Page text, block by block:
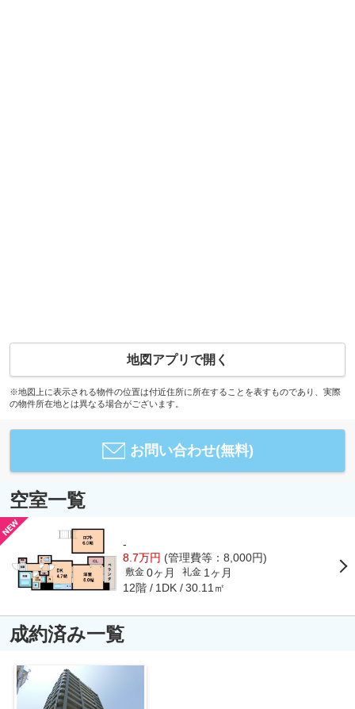
地図アプリで開く
※地図上に表示される物件の位置は付近住所に所在することを表すものであり、実際
の物件所在地とは異なる場合がございます。
お問い合わせ(無料)
空室一覧
-
8.7万円 (管理費等：8,000円)
敷金 0ヶ月 礼金 1ヶ月
12階 1DK 30.11㎡
成約済み一覧